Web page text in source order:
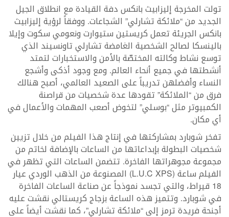
تولت المخرجة إليزابيث بانكس دفة القيادة مع انطلاق الجيل
الجديد من “ملائكة تشارلي” الشجاعات. ووفقاً لرؤية إليزابيث
بانكس الجريئة تعمل كريستين ستيوارت ونعومي سكوت وإيلا
بالينسكا لصالح الشخصية الغامضة تشارلي تاونسيند الذي
توسع نشاط وكالته المختصّة بالأمن والاستخبارات لتمتد
أنشطتها في جميع أنحاء العالم. ومع وجود أذكى وأشجع
النساء وأفضلهن تدريباً على الصعيد العالمي، أصبح هنالك
فرق من “الملائكة” تقودها عدة شخصيات من قراصنة
الكمبيوتر مثل “بوسلي” لتخوض أصعب المهمات والأعمال في
أي مكان.
تفخر شوبارد بمشاركتها في إنتاج هذا الفيلم من خلال تزيين
شخصيات البطولة بإبداعاتها من الساعات بالإضافة لخاتم من
مجموعة مجوهراتها الفاخرة. تتضمن الساعات التي تظهر في
الفيلم ساعة (L.U.C XPS) المصنوعة من الذهب الوردي عيار
18 قيراط، والتي تجسد نموذجاً عن صناعة الساعات الفاخرة
في شوبارد. وتتميز هذه الساعة بزجاج كريستالي نقشت عليه
أجنحة فريدة ترمز إلى “ملائكة تشارلي”، كما نقشت أيضاً على